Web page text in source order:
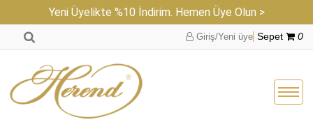
Yeni Üyelikte %10 İndirim. Hemen Üye Olun >
Giriş/Yeni üye Sepet 0